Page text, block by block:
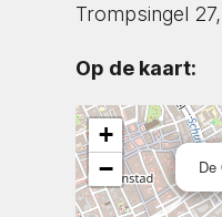
Trompsingel
Op de kaart:
De
+
−